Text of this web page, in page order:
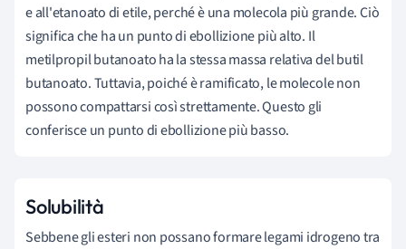
e all'etanoato di etile, perché è una molecola più grande. Ciò
significa che ha un punto di ebollizione più alto. Il
metilpropil butanoato ha la stessa massa relativa del butil
butanoato. Tuttavia, poiché è ramificato, le molecole non
possono compattarsi così strettamente. Questo gli
conferisce un punto di ebollizione più basso.
Solubilità
Sebbene gli esteri non possano formare legami idrogeno tra